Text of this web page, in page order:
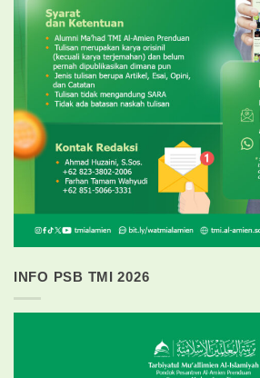
INFO PSB TMI 2026